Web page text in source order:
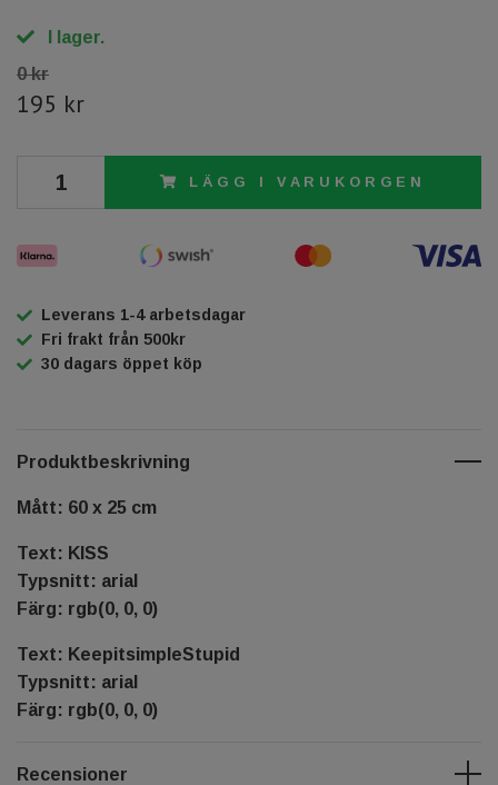
I lager.
0 kr
195 kr
LÄGG I VARUKORGEN
Leverans 1-4 arbetsdagar
Fri frakt från 500kr
30 dagars öppet köp
Produktbeskrivning
Mått: 60 x 25 cm
Text: KISS
Typsnitt: arial
Färg: rgb(0, 0, 0)
Text: KeepitsimpleStupid
Typsnitt: arial
Färg: rgb(0, 0, 0)
Recensioner